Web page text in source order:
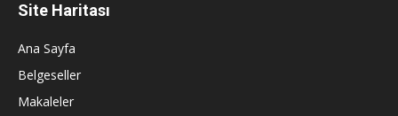
Site Haritası
Ana Sayfa
Belgeseller
Makaleler